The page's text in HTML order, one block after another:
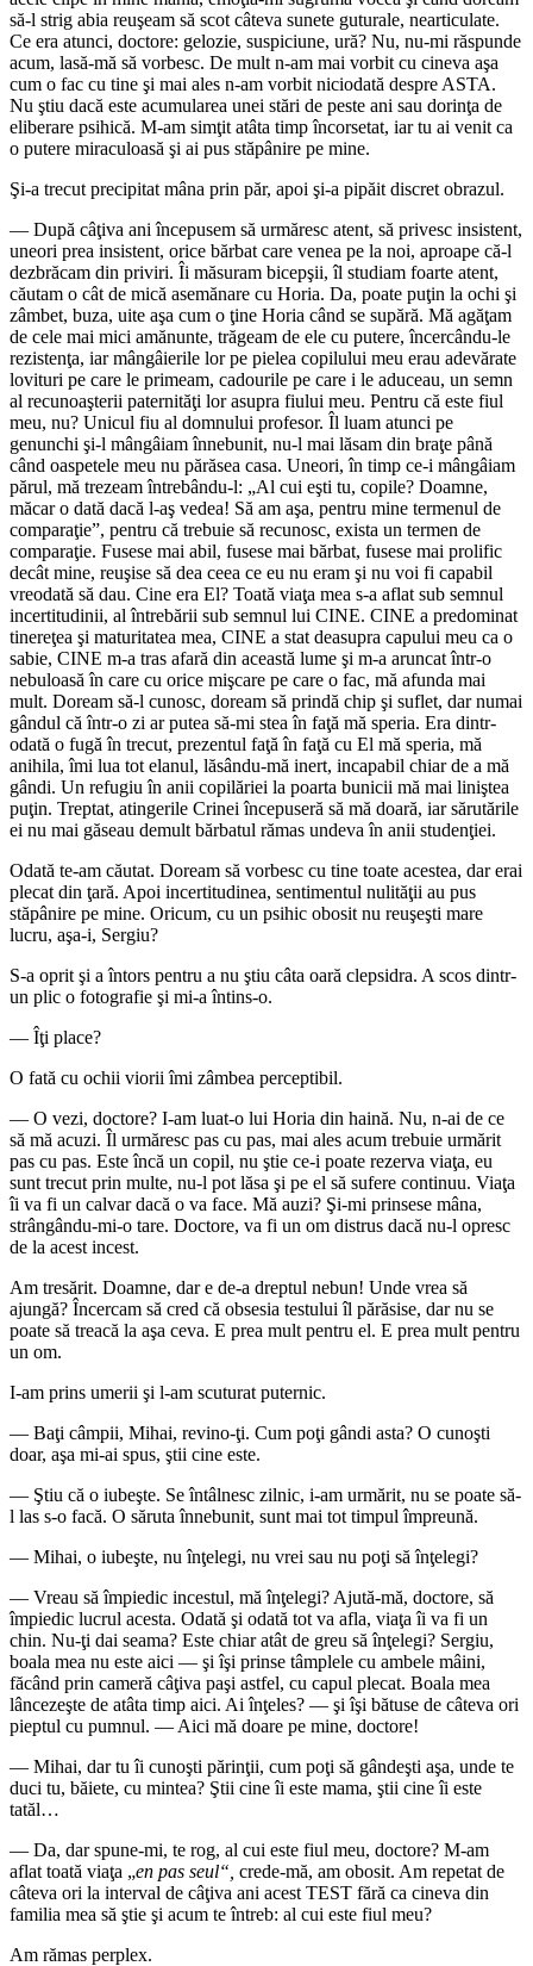
să-l strig abia reuşeam să scot câteva sunete guturale, nearticulate.
Ce era atunci, doctore: gelozie, suspiciune, ură? Nu, nu-mi răspunde
acum, lasă-mă să vorbesc. De mult n-am mai vorbit cu cineva aşa
cum o fac cu tine şi mai ales n-am vorbit niciodată despre ASTA.
Nu ştiu dacă este acumularea unei stări de peste ani sau dorinţa de
eliberare psihică. M-am simţit atâta timp încorsetat, iar tu ai venit ca
o putere miraculoasă şi ai pus stăpânire pe mine.
Şi-a trecut precipitat mâna prin păr, apoi şi-a pipăit discret obrazul.
― După câţiva ani începusem să urmăresc atent, să privesc insistent,
uneori prea insistent, orice bărbat care venea pe la noi, aproape că-l
dezbrăcam din priviri. Îi măsuram bicepşii, îl studiam foarte atent,
căutam o cât de mică asemănare cu Horia. Da, poate puţin la ochi şi
zâmbet, buza, uite aşa cum o ţine Horia când se supără. Mă agăţam
de cele mai mici amănunte, trăgeam de ele cu putere, încercându-le
rezistenţa, iar mângâierile lor pe pielea copilului meu erau adevărate
lovituri pe care le primeam, cadourile pe care i le aduceau, un semn
al recunoaşterii paternităţi lor asupra fiului meu. Pentru că este fiul
meu, nu? Unicul fiu al domnului profesor. Îl luam atunci pe
genunchi şi-l mângâiam înnebunit, nu-l mai lăsam din braţe până
când oaspetele meu nu părăsea casa. Uneori, în timp ce-i mângâiam
părul, mă trezeam întrebându-l: „Al cui eşti tu, copile? Doamne,
măcar o dată dacă l-aş vedea! Să am aşa, pentru mine termenul de
comparaţie”, pentru că trebuie să recunosc, exista un termen de
comparaţie. Fusese mai abil, fusese mai bărbat, fusese mai prolific
decât mine, reuşise să dea ceea ce eu nu eram şi nu voi fi capabil
vreodată să dau. Cine era El? Toată viaţa mea s-a aflat sub semnul
incertitudinii, al întrebării sub semnul lui CINE. CINE a predominat
tinereţea şi maturitatea mea, CINE a stat deasupra capului meu ca o
sabie, CINE m-a tras afară din această lume şi m-a aruncat într-o
nebuloasă în care cu orice mişcare pe care o fac, mă afunda mai
mult. Doream să-l cunosc, doream să prindă chip şi suflet, dar numai
gândul că într-o zi ar putea să-mi stea în faţă mă speria. Era dintr-
odată o fugă în trecut, prezentul faţă în faţă cu El mă speria, mă
anihila, îmi lua tot elanul, lăsându-mă inert, incapabil chiar de a mă
gândi. Un refugiu în anii copilăriei la poarta bunicii mă mai liniştea
puţin. Treptat, atingerile Crinei începuseră să mă doară, iar sărutările
ei nu mai găseau demult bărbatul rămas undeva în anii studenţiei.
Odată te-am căutat. Doream să vorbesc cu tine toate acestea, dar erai
plecat din ţară. Apoi incertitudinea, sentimentul nulităţii au pus
stăpânire pe mine. Oricum, cu un psihic obosit nu reuşeşti mare
lucru, aşa-i, Sergiu?
S-a oprit şi a întors pentru a nu ştiu câta oară clepsidra. A scos dintr-
un plic o fotografie şi mi-a întins-o.
― Îţi place?
O fată cu ochii viorii îmi zâmbea perceptibil.
― O vezi, doctore? I-am luat-o lui Horia din haină. Nu, n-ai de ce
să mă acuzi. Îl urmăresc pas cu pas, mai ales acum trebuie urmărit
pas cu pas. Este încă un copil, nu ştie ce-i poate rezerva viaţa, eu
sunt trecut prin multe, nu-l pot lăsa şi pe el să sufere continuu. Viaţa
îi va fi un calvar dacă o va face. Mă auzi? Şi-mi prinsese mâna,
strângându-mi-o tare. Doctore, va fi un om distrus dacă nu-l opresc
de la acest incest.
Am tresărit. Doamne, dar e de-a dreptul nebun! Unde vrea să
ajungă? Încercam să cred că obsesia testului îl părăsise, dar nu se
poate să treacă la aşa ceva. E prea mult pentru el. E prea mult pentru
un om.
I-am prins umerii şi l-am scuturat puternic.
― Baţi câmpii, Mihai, revino-ţi. Cum poţi gândi asta? O cunoşti
doar, aşa mi-ai spus, ştii cine este.
― Ştiu că o iubeşte. Se întâlnesc zilnic, i-am urmărit, nu se poate să-
l las s-o facă. O săruta înnebunit, sunt mai tot timpul împreună.
― Mihai, o iubeşte, nu înţelegi, nu vrei sau nu poţi să înţelegi?
― Vreau să împiedic incestul, mă înţelegi? Ajută-mă, doctore, să
împiedic lucrul acesta. Odată şi odată tot va afla, viaţa îi va fi un
chin. Nu-ţi dai seama? Este chiar atât de greu să înţelegi? Sergiu,
boala mea nu este aici ― şi îşi prinse tâmplele cu ambele mâini,
făcând prin cameră câţiva paşi astfel, cu capul plecat. Boala mea
lâncezeşte de atâta timp aici. Ai înţeles? ― şi îşi bătuse de câteva ori
pieptul cu pumnul. ― Aici mă doare pe mine, doctore!
― Mihai, dar tu îi cunoşti părinţii, cum poţi să gândeşti aşa, unde te
duci tu, băiete, cu mintea? Ştii cine îi este mama, ştii cine îi este
tatăl…
― Da, dar spune-mi, te rog, al cui este fiul meu, doctore? M-am
aflat toată viaţa „en pas seul“, crede-mă, am obosit. Am repetat de
câteva ori la interval de câţiva ani acest TEST fără ca cineva din
familia mea să ştie şi acum te întreb: al cui este fiul meu?
Am rămas perplex.